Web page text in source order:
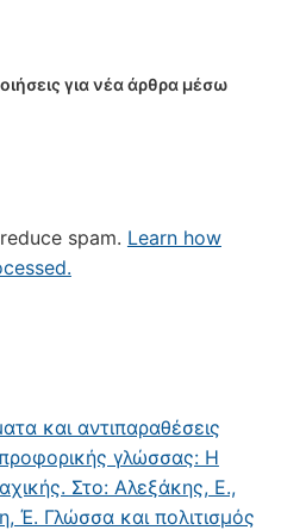
και αντιπαραθέσεις
γλώσσας: Η
Στο: Αλεξάκης, Ε.,
Έ. Γλώσσα και πολιτισμός
για νέα άρθρα μέσω
spam. Learn how